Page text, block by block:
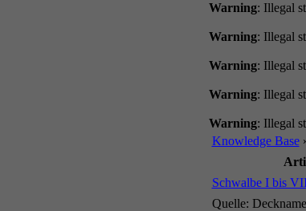
Warning: Illegal
Warning: Illegal
Warning: Illegal
Warning: Illegal
Warning: Illegal
Knowledge Base
Schwalbe I bis
Quelle: